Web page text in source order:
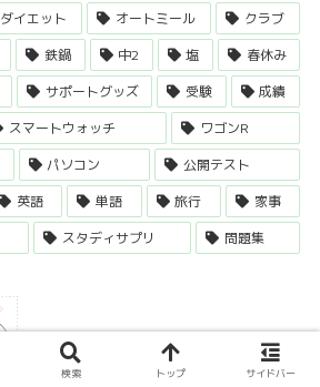
ダイエット オートミール
クラブ
鉄鍋 中2 塩
春休み
サポートグッズ 受験
成績
スマートウォッチ
ワゴンR
パソコン
公開テスト
英語 単語 旅行
家事
スタディサプリ 問題集
検索 トップ サイドバー